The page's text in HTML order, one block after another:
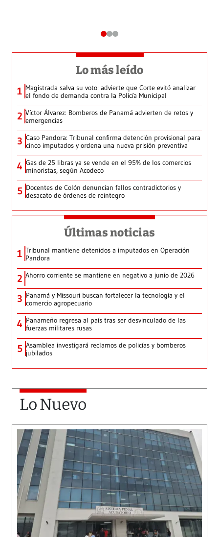
Lo más leído
1 Magistrada salva su voto: advierte que Corte evitó analizar
el fondo de demanda contra la Policía Municipal
2 Víctor Álvarez: Bomberos de Panamá advierten de retos y
emergencias
3 Caso Pandora: Tribunal confirma detención provisional para
cinco imputados y ordena una nueva prisión preventiva
4 Gas de 25 libras ya se vende en el 95% de los comercios
minoristas, según Acodeco
5 Docentes de Colón denuncian fallos contradictorios y
desacato de órdenes de reintegro
Últimas noticias
1 Tribunal mantiene detenidos a imputados en Operación
Pandora
2 Ahorro corriente se mantiene en negativo a junio de 2026
3 Panamá y Missouri buscan fortalecer la tecnología y el
comercio agropecuario
4 Panameño regresa al país tras ser desvinculado de las
fuerzas militares rusas
5 Asamblea investigará reclamos de policías y bomberos
jubilados
Lo Nuevo